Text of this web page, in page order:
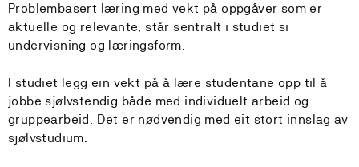
Problembasert læring med vekt på oppgåver som er
aktuelle og relevante, står sentralt i studiet si
undervisning og læringsform.
I studiet legg ein vekt på å lære studentane opp til å
jobbe sjølvstendig både med individuelt arbeid og
gruppearbeid. Det er nødvendig med eit stort innslag av
sjølvstudium.